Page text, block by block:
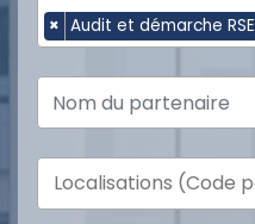
× Audit et démarche RSE